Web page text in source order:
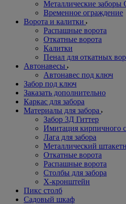
Металлические заборы
Временное ограждение
Ворота и калитки
Распашные ворота
Откатные ворота
Калитки
Пенал для откатных
Автонавесы
Автонавес под ключ
Забор под ключ
Заказать дополнительно
Каркас для забора
Материалы для забора
Забор 3Д Гиттер
Имитация кирпичного
Лага для забора
Металлический
Откатные ворота
Распашные ворота
Столбы для забора
Х-кронштейн
Пикс столб
Садовый шкаф